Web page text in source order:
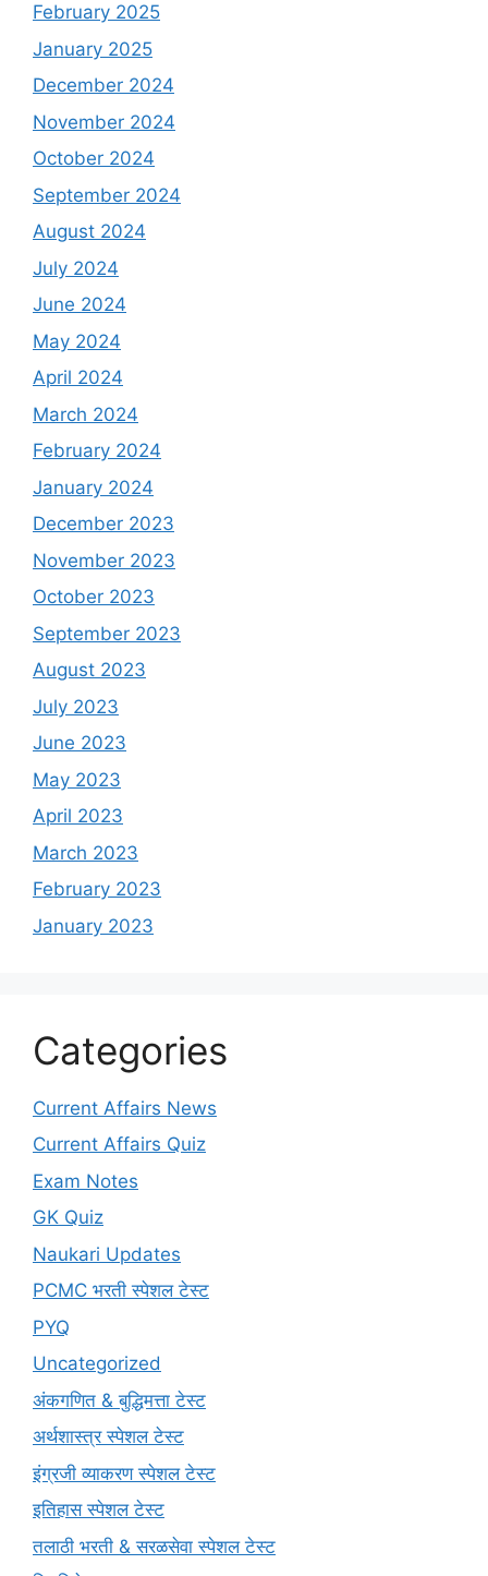
February 2025
January 2025
December 2024
November 2024
October 2024
September 2024
August 2024
July 2024
June 2024
May 2024
April 2024
March 2024
February 2024
January 2024
December 2023
November 2023
October 2023
September 2023
August 2023
July 2023
June 2023
May 2023
April 2023
March 2023
February 2023
January 2023
Categories
Current Affairs News
Current Affairs Quiz
Exam Notes
GK Quiz
Naukari Updates
PCMC भरती स्पेशल टेस्ट
PYQ
Uncategorized
अंकगणित & बुद्धिमत्ता टेस्ट
अर्थशास्त्र स्पेशल टेस्ट
इंग्रजी व्याकरण स्पेशल टेस्ट
इतिहास स्पेशल टेस्ट
तलाठी भरती & सरळसेवा स्पेशल टेस्ट